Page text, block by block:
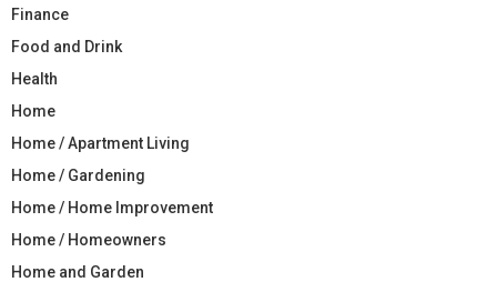
Finance
Food and Drink
Health
Home
Home / Apartment Living
Home / Gardening
Home / Home Improvement
Home / Homeowners
Home and Garden